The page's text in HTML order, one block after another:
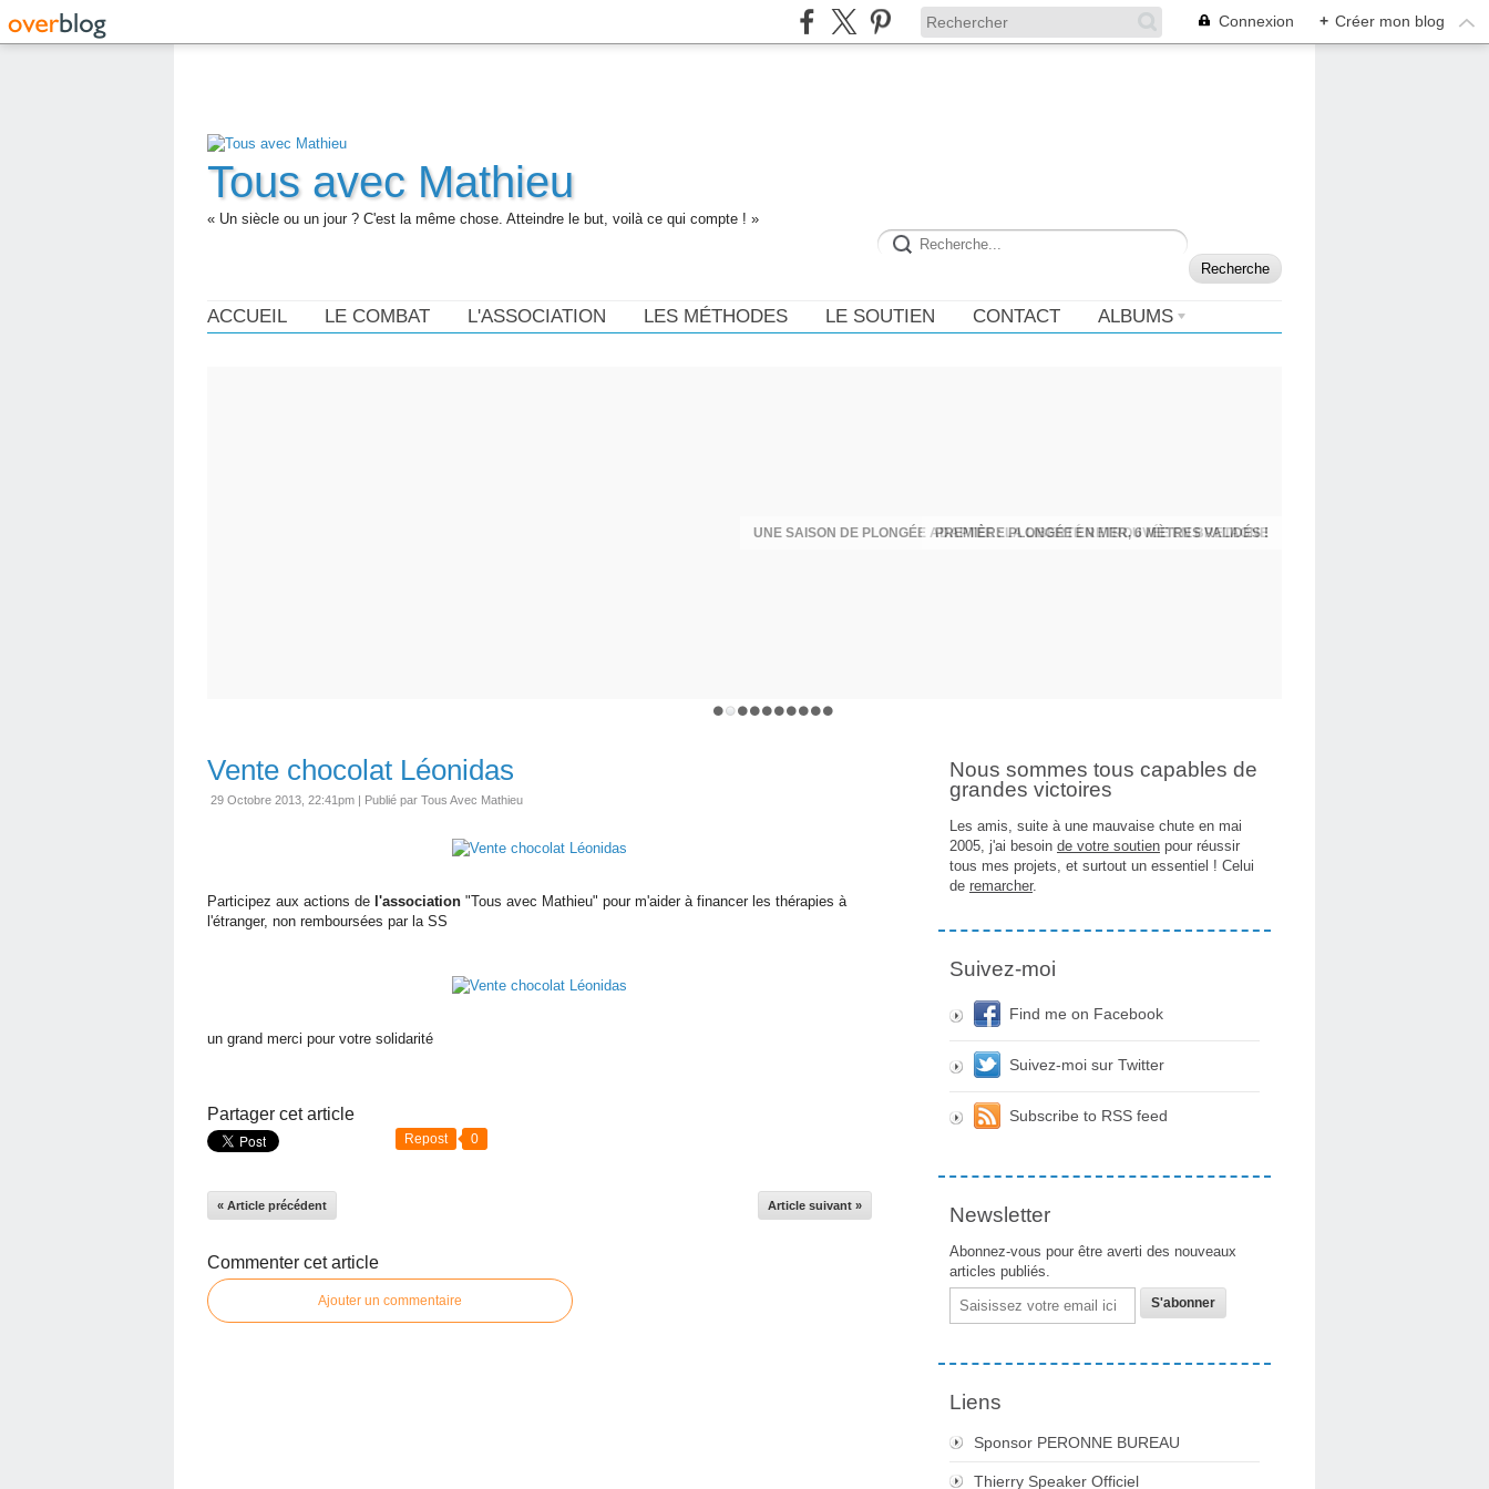
Connexion + Créer mon blog
Tous avec Mathieu
« Un siècle ou un jour ? C'est la même chose. Atteindre le but, voilà ce qui compte ! »
ACCUEIL LE COMBAT L'ASSOCIATION LES MÉTHODES LE SOUTIEN CONTACT ALBUMS
UNE SAISON DE PLONGÉE ADAPTÉE : LA LIBERTÉ RETROUVÉE EN BRETAGNE
PREMIÈRE PLONGÉE EN MER, 6 MÈTRES VALIDÉS !
Vente chocolat Léonidas
29 Octobre 2013, 22:41pm | Publié par Tous Avec Mathieu
Participez aux actions de l'association "Tous avec Mathieu" pour m'aider à financer les thérapies à
l'étranger, non remboursées par la SS
un grand merci pour votre solidarité
Partager cet article
Repost 0
« Article précédent Article suivant »
Commenter cet article
Ajouter un commentaire
Nous sommes tous capables de
grandes victoires
Les amis, suite à une mauvaise chute en mai
2005, j'ai besoin de votre soutien pour réussir
tous mes projets, et surtout un essentiel ! Celui
de remarcher.
Suivez-moi
Find me on Facebook
Suivez-moi sur Twitter
Subscribe to RSS feed
Newsletter
Abonnez-vous pour être averti des nouveaux
articles publiés.
Liens
Sponsor PERONNE BUREAU
Thierry Speaker Officiel